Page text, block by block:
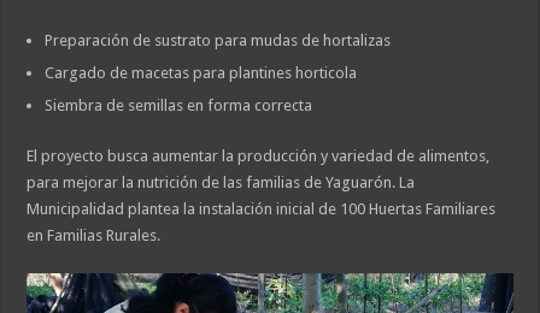
Preparación de sustrato para mudas de hortalizas
Cargado de macetas para plantines horticola
Siembra de semillas en forma correcta
El proyecto busca aumentar la producción y variedad de alimentos,
para mejorar la nutrición de las familias de Yaguarón. La
Municipalidad plantea la instalación inicial de 100 Huertas Familiares
en Familias Rurales.